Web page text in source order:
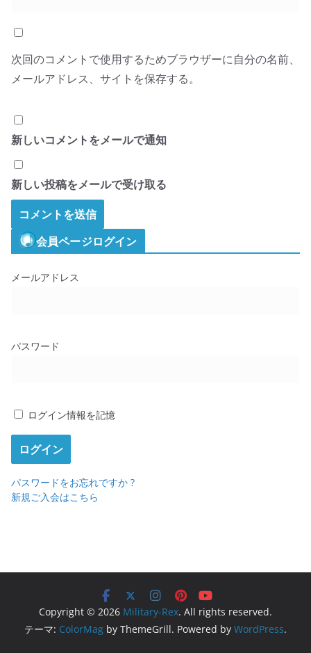
次回のコメントで使用するためブラウザーに自分の名前、
メールアドレス、サイトを保存する。
新しいコメントをメールで通知
新しい投稿をメールで受け取る
会員ページログイン
メールアドレス
パスワード
ログイン情報を記憶
パスワードをお忘れですか ?
新規ご入会はこちら
Copyright © 2026 Military-Rex. All rights reserved.
テーマ: ColorMag by ThemeGrill. Powered by WordPress.